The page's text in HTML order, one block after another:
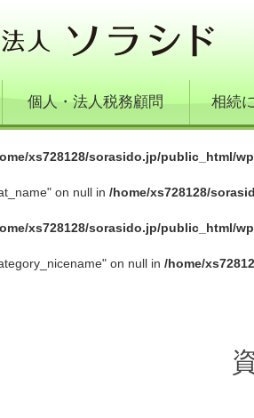
個人・法人税務顧問 相続
xs728128/sorasido.jp/public_html/
on null in /home/xs728128/
xs728128/sorasido.jp/public_html/
on null in /home/